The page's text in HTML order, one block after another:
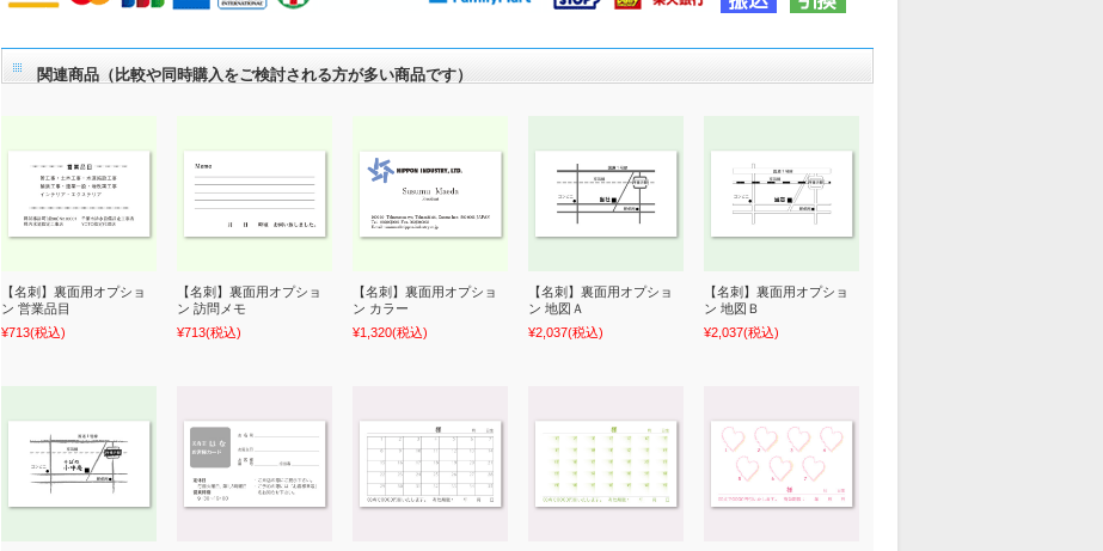
関連商品（比較や同時購入をご検討される方が多い商品です）
【名刺】裏面用オプショ
ン 営業品目
¥713(税込)
【名刺】裏面用オプショ
ン 訪問メモ
¥713(税込)
【名刺】裏面用オプショ
ン カラー
¥1,320(税込)
【名刺】裏面用オプショ
ン 地図Ａ
¥2,037(税込)
【名刺】裏面用オプショ
ン 地図Ｂ
¥2,037(税込)